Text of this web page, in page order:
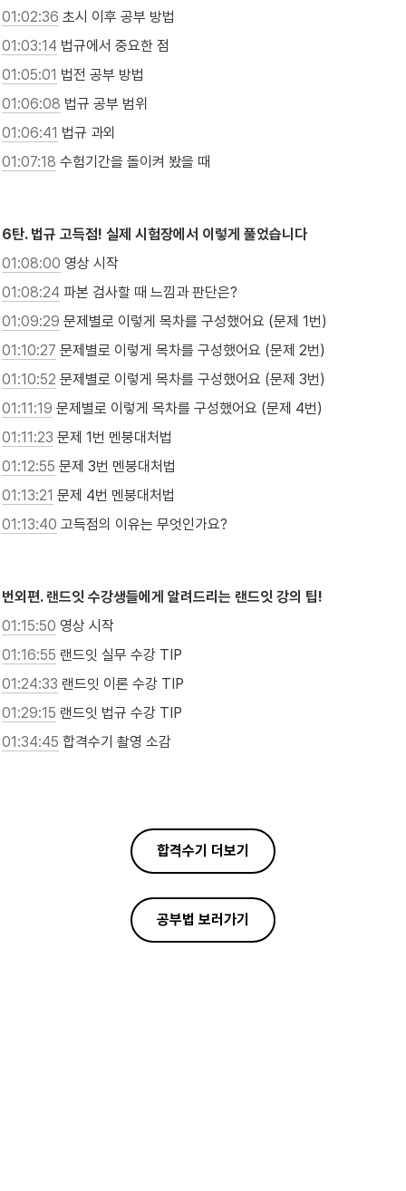
01:02:36 초시 이후 공부 방법
01:03:14 법규에서 중요한 점
01:05:01 법전 공부 방법
01:06:08 법규 공부 범위
01:06:41 법규 과외
01:07:18 수험기간을 돌이켜 봤을 때
6탄. 법규 고득점! 실제 시험장에서 이렇게 풀었습니다
01:08:00 영상 시작
01:08:24 파본 검사할 때 느낌과 판단은?
01:09:29 문제별로 이렇게 목차를 구성했어요 (문제 1번)
01:10:27 문제별로 이렇게 목차를 구성했어요 (문제 2번)
01:10:52 문제별로 이렇게 목차를 구성했어요 (문제 3번)
01:11:19 문제별로 이렇게 목차를 구성했어요 (문제 4번)
01:11:23 문제 1번 멘붕대처법
01:12:55 문제 3번 멘붕대처법
01:13:21 문제 4번 멘붕대처법
01:13:40 고득점의 이유는 무엇인가요?
번외편. 랜드잇 수강생들에게 알려드리는 랜드잇 강의 팁!
01:15:50 영상 시작
01:16:55 랜드잇 실무 수강 TIP
01:24:33 랜드잇 이론 수강 TIP
01:29:15 랜드잇 법규 수강 TIP
01:34:45 합격수기 촬영 소감
합격수기 더보기
공부법 보러가기